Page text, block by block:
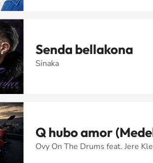
Senda bellakona
Sinaka
Q hubo amor
Ovy On The Drums feat. Jere